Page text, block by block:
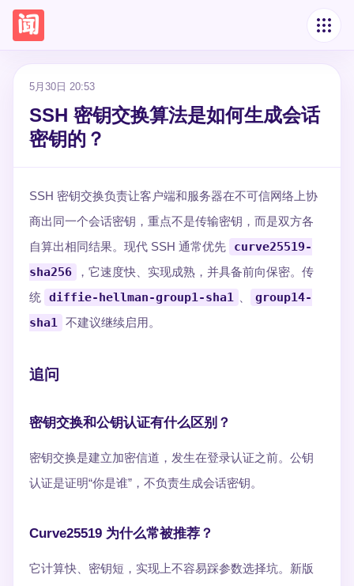
5月30日 20:53
SSH 密钥交换算法是如何生成会话
密钥的？
SSH 密钥交换负责让客户端和服务器在不可信网络上协
商出同一个会话密钥，重点不是传输密钥，而是双方各
自算出相同结果。现代 SSH 通常优先
curve25519-
sha256
，它速度快、实现成熟，并具备前向保密。传
统 diffie-hellman-group1-sha1
group14-
sha1 不建议继续启用。
追问
密钥交换和公钥认证有什么区别？
密钥交换是建立加密信道，发生在登录认证之前。公钥
认证是证明“你是谁”，不负责生成会话密钥。
Curve25519 为什么常被推荐？
它计算快、密钥短，实现上不容易踩参数选择坑。新版